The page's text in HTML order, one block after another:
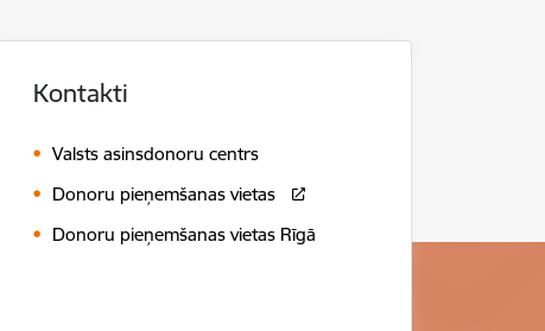
Kontakti
Valsts asinsdonoru centrs
Donoru pieņemšanas vietas
Donoru pieņemšanas vietas Rīgā